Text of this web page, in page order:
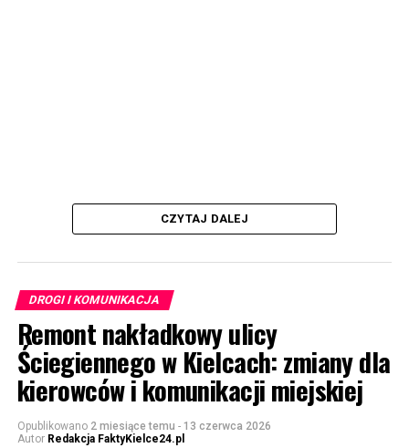
CZYTAJ DALEJ
DROGI I KOMUNIKACJA
Remont nakładkowy ulicy
Ściegiennego w Kielcach: zmiany dla
kierowców i komunikacji miejskiej
Opublikowano 2 miesiące temu - 13 czerwca 2026
Autor Redakcja FaktyKielce24.pl